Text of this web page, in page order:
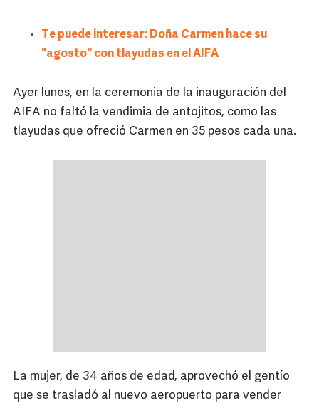
Te puede interesar: Doña Carmen hace su
"agosto" con tlayudas en el AIFA
Ayer lunes, en la ceremonia de la inauguración del
AIFA no faltó la vendimia de antojitos, como las
tlayudas que ofreció Carmen en 35 pesos cada una.
La mujer, de 34 años de edad, aprovechó el gentío
que se trasladó al nuevo aeropuerto para vender